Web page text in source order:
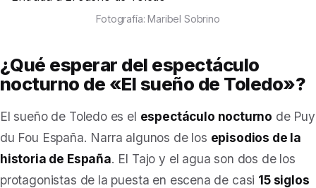
Fotografía: Maribel Sobrino
¿Qué esperar del espectáculo
nocturno de «El sueño de Toledo»?
El sueño de Toledoes el espectáculo nocturno de Puy
du Fou España. Narra algunos de los episodios de la
historia de España. El Tajo y el agua son dos de los
protagonistas de la puesta en escena de casi 15 siglos